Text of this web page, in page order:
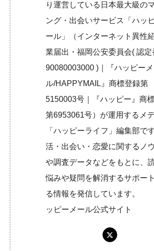
り運営している日本最大級の
ング・出会いサービス「ハッ
ール」（インターネット異性
業届出・福岡公安委員会( 認定
90080003000 )｜『ハッピー
ル/HAPPYMAIL』商標登録第
5150003号｜『ハッピー』商
第6953061号）が運用するメ
「ハッピーライフ」編集部で
活・出会い・恋愛に関するノ
や調査データなどをもとに、
悩みや疑問を解消するサポー
る情報を発信しています
ッピーメール公式サイト